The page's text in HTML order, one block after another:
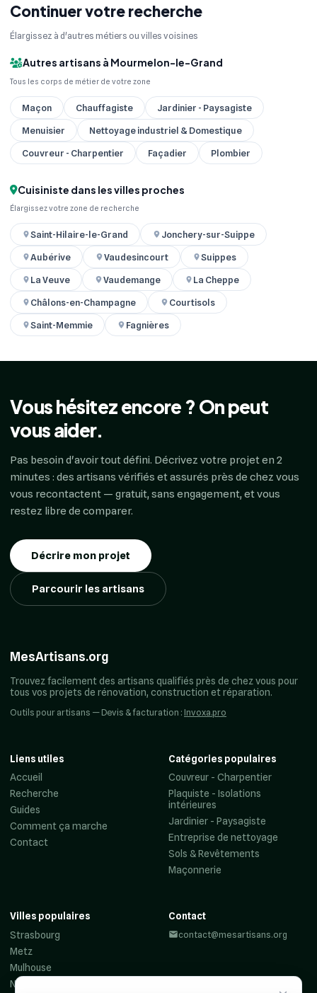
Continuer votre recherche
Élargissez à d'autres métiers ou villes voisines
Autres artisans à Mourmelon-le-Grand
Tous les corps de métier de votre zone
Maçon Chauffagiste
Jardinier - Paysagiste
Menuisier
Nettoyage industriel & Domestique
Couvreur - Charpentier
Façadier Plombier
Cuisiniste dans les villes proches
Élargissez votre zone de recherche
Saint-Hilaire-le-Grand
Jonchery-sur-Suippe
Aubérive
Vaudesincourt
Suippes
La Veuve
Vaudemange
La Cheppe
Châlons-en-Champagne
Courtisols
Saint-Memmie
Fagnières
Vous hésitez encore ? On peut
vous aider.
Pas besoin d'avoir tout défini. Décrivez votre projet en 2
minutes : des artisans vérifiés et assurés près de chez vous
vous recontactent — gratuit, sans engagement, et vous
restez libre de comparer.
Décrire mon projet
Parcourir les artisans
MesArtisans.org
Trouvez facilement des artisans qualifiés près de chez vous pour
tous vos projets de rénovation, construction et réparation.
Outils pour artisans — Devis & facturation : Invoxa.pro
Liens utiles
Accueil
Recherche
Guides
Comment ça marche
Contact
Catégories populaires
Couvreur - Charpentier
Plaquiste - Isolations
intérieures
Jardinier - Paysagiste
Entreprise de nettoyage
Sols & Revêtements
Maçonnerie
Villes populaires
Strasbourg
Metz
Mulhouse
Nancy
Contact
contact@mesartisans.org